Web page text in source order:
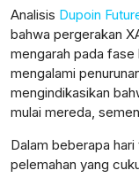
Analisis Dupoin
bahwa pergerakan
mengarah pada
mengalami
mengindikasikan
mulai mereda,
Dalam beberapa
pelemahan yang